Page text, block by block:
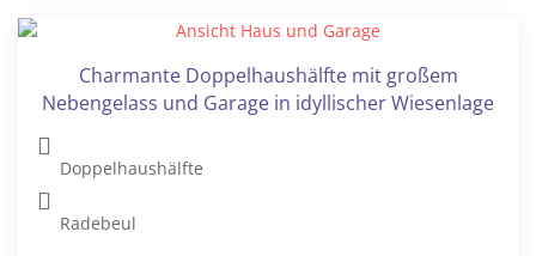
Charmante Doppelhaushälfte mit großem
Nebengelass und Garage in idyllischer Wiesenlage
Doppelhaushälfte
Radebeul